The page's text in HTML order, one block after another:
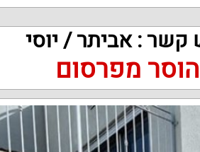
קשר : אביתר / יוסי
הוסר מפרסום